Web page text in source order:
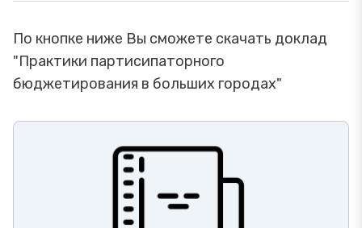
По кнопке ниже Вы сможете скачать доклад
"Практики партисипаторного
бюджетирования в больших городах"